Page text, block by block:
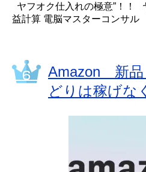
ヤフオク仕入れの極意”！！
益計算 電脳マスターコンサ
Amazon 新
どりは稼げな